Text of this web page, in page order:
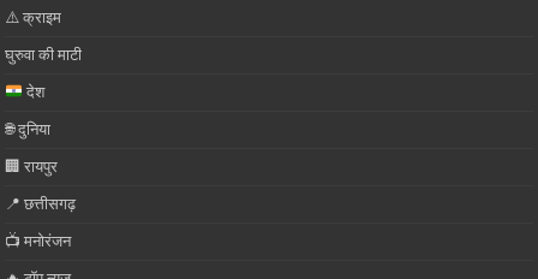
⚠️ क्राइम
घुरुवा की माटी
देश
🌐 दुनिया
🏢 रायपुर
📍 छत्तीसगढ़
📺 मनोरंजन